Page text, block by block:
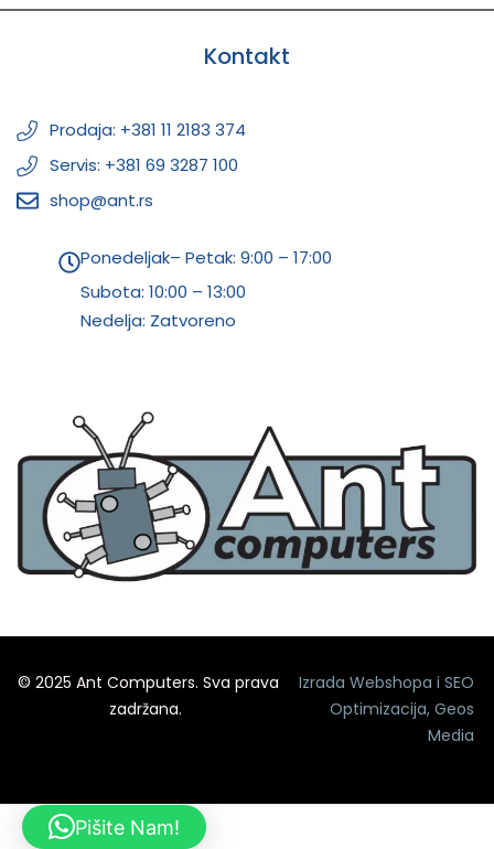
Kontakt
Prodaja: +381 11 2183 374
Servis: +381 69 3287 100
shop@ant.rs
Ponedeljak– Petak: 9:00 – 17:00
Subota: 10:00 – 13:00
Nedelja: Zatvoreno
© 2025 Ant Computers. Sva prava
zadržana.
Izrada Webshopa iSEO
Optimizacija,Geos
Media
Pišite Nam!